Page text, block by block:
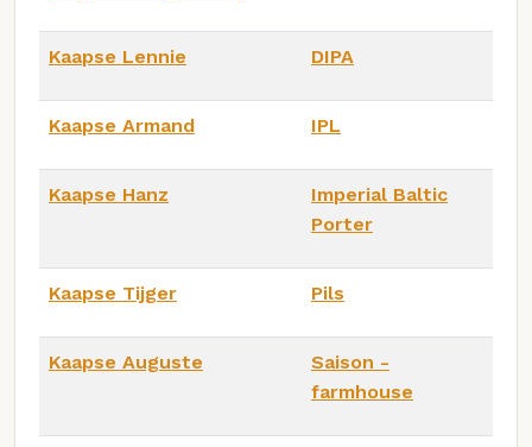
Kaapse Lennie DIPA
Kaapse Armand IPL
Kaapse Hanz
Imperial Baltic
Porter
Kaapse Tijger Pils
Kaapse Auguste
Saison -
farmhouse